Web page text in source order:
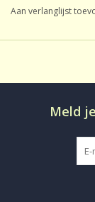
Aan verlanglijst
Meld